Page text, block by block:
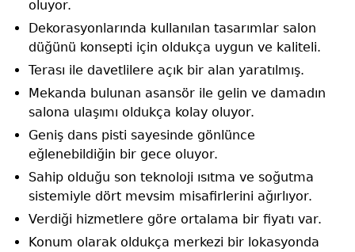
oluyor.
Dekorasyonlarında kullanılan tasarımlar salon
düğünü konsepti için oldukça uygun ve kaliteli.
Terası ile davetlilere açık bir alan yaratılmış.
Mekanda bulunan asansör ile gelin ve damadın
salona ulaşımı oldukça kolay oluyor.
Geniş dans pisti sayesinde gönlünce
eğlenebildiğin bir gece oluyor.
Sahip olduğu son teknoloji ısıtma ve soğutma
sistemiyle dört mevsim misafirlerini ağırlıyor.
Verdiği hizmetlere göre ortalama bir fiyatı var.
Konum olarak oldukça merkezi bir lokasyonda